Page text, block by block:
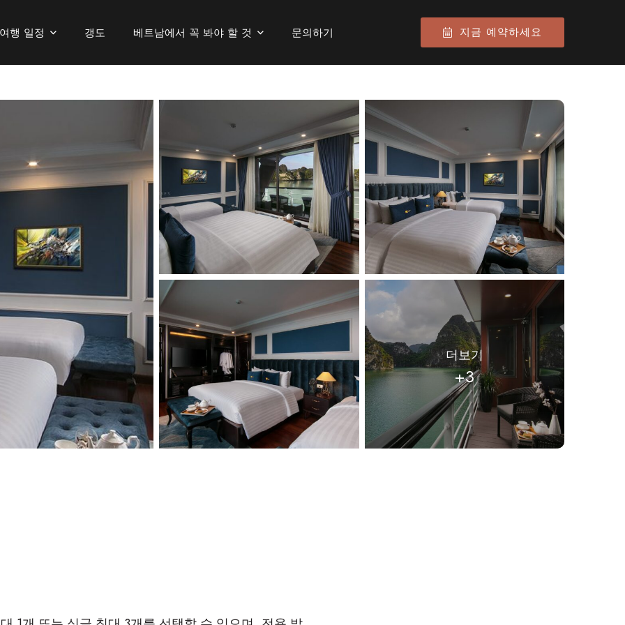
여행 일정 갱도 베트남에서 꼭 봐야 할 것 문의하기 지금 예약하세요
더보기
+3